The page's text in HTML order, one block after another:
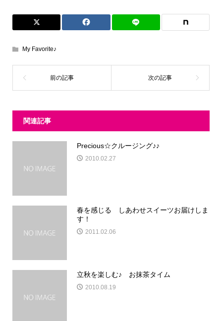
My Favorite♪
関連記事
Precious☆クルージング♪♪
2010.02.27
春を感じる しあわせスイーツお届けしま
す！
2011.02.06
立秋を楽しむ♪ お抹茶タイム
2010.08.19